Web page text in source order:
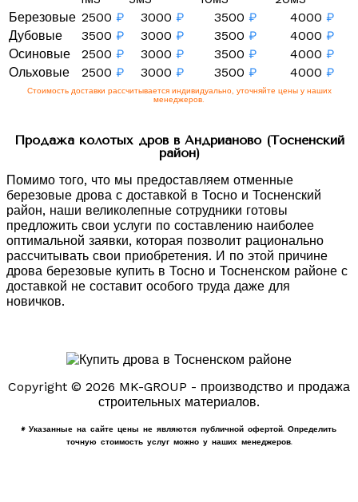
Березовые 2500 ₽ 3000 ₽ 3500 ₽ 4000 ₽
Дубовые
3500 ₽ 3000 ₽ 3500 ₽ 4000 ₽
Осиновые
2500 ₽ 3000 ₽ 3500 ₽ 4000 ₽
Ольховые
2500 ₽ 3000 ₽ 3500 ₽ 4000 ₽
Стоимость доставки рассчитывается индивидуально, уточняйте цены у наших
менеджеров.
Продажа колотых дров в Андрианово (Тосненский
район)
Помимо того, что мы предоставляем отменные
березовые дрова с доставкой в Тосно и Тосненский
район, наши великолепные сотрудники готовы
предложить свои услуги по составлению наиболее
оптимальной заявки, которая позволит рационально
рассчитывать свои приобретения. И по этой причине
дрова березовые купить в Тосно и Тосненском районе с
доставкой не составит особого труда даже для
новичков.
Copyright © 2026 MK-GROUP - производство и продажа
строительных материалов.
* Указанные на сайте цены не являются публичной офертой. Определить
точную стоимость услуг можно у наших менеджеров.